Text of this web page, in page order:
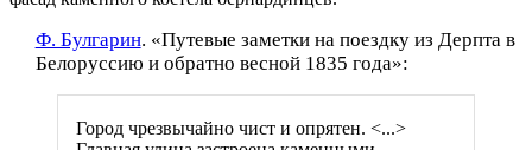
Ф. Булгарин. «Путевые заметки на поездку из Дерпта в
Белоруссию и обратно весной 1835 года»:
Город чрезвычайно чист и опрятен. <...>